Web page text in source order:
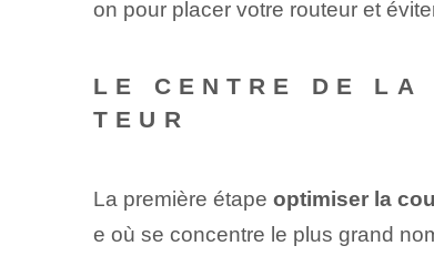
on pour placer votre routeur et
LE CENTRE DE LA
TEUR
La première étape optimiser la
e où se concentre le plus grand